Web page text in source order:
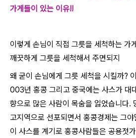
가게들이 있는 이유!!
이렇게 손님이 직접 그릇을 세척하는 가
깨끗하게 그릇을 세척해서 주면되지
왜 굳이 손님에게 그릇 세척을 시킬까?
003년 홍콩 그리고 중국에는 사스가 대
향으로 많은 사람이 목숨을 잃었습니다.
고지역으로 선포되면서 홍콩경제는 그
이 사스를 계기로 홍콩사람들은 공용젓